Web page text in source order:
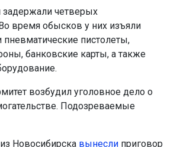
возбудил уголовное дело о
Подозреваемые
Новосибирска
Поделиться новостью: